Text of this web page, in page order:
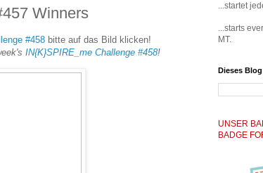
Winners
#458 bitte auf das Bild klicken!
IN{K}SPIRE_me Challenge #458!
...startet
...starts
MT.
Dieses
UNSER
BADGE